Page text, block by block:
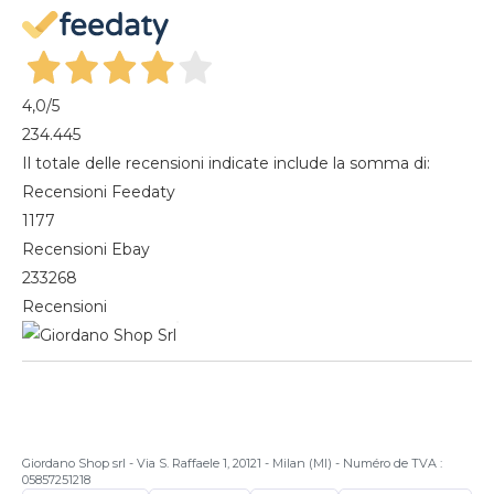
Magazine
4,0/5
234.445
Il totale delle recensioni indicate include la somma di:
Recensioni Feedaty
1177
Recensioni Ebay
233268
Recensioni
Giordano Shop srl - Via S. Raffaele 1, 20121 - Milan (MI) - Numéro de TVA :
05857251218